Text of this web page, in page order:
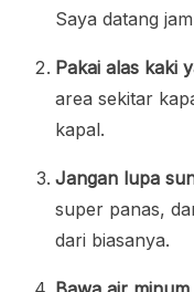
Saya datang
Pakai alas kaki
area sekitar
kapal.
Jangan lupa
super panas,
dari biasanya.